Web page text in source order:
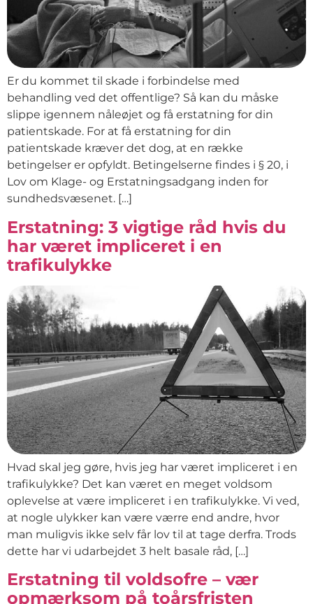
Er du kommet til skade i forbindelse med
behandling ved det offentlige? Så kan du måske
slippe igennem nåleøjet og få erstatning for din
patientskade. For at få erstatning for din
patientskade kræver det dog, at en række
betingelser er opfyldt. Betingelserne findes i § 20, i
Lov om Klage- og Erstatningsadgang inden for
sundhedsvæsenet. […]
Erstatning: 3 vigtige råd hvis du
har været impliceret i en
trafikulykke
Hvad skal jeg gøre, hvis jeg har været impliceret i en
trafikulykke? Det kan været en meget voldsom
oplevelse at være impliceret i en trafikulykke. Vi ved,
at nogle ulykker kan være værre end andre, hvor
man muligvis ikke selv får lov til at tage derfra. Trods
dette har vi udarbejdet 3 helt basale råd, […]
Erstatning til voldsofre – vær
opmærksom på toårsfristen